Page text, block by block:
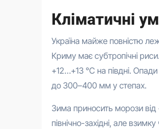
Кліматичні
Україна майже повністю
Криму має субтропічні
+12…+13 °C на півдні.
до 300–400 мм у степах.
Зима приносить морози від
північно-західні, але